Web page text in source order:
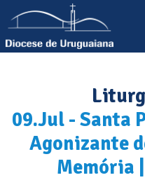
09.Jul - Santa
Agonizante
Memória